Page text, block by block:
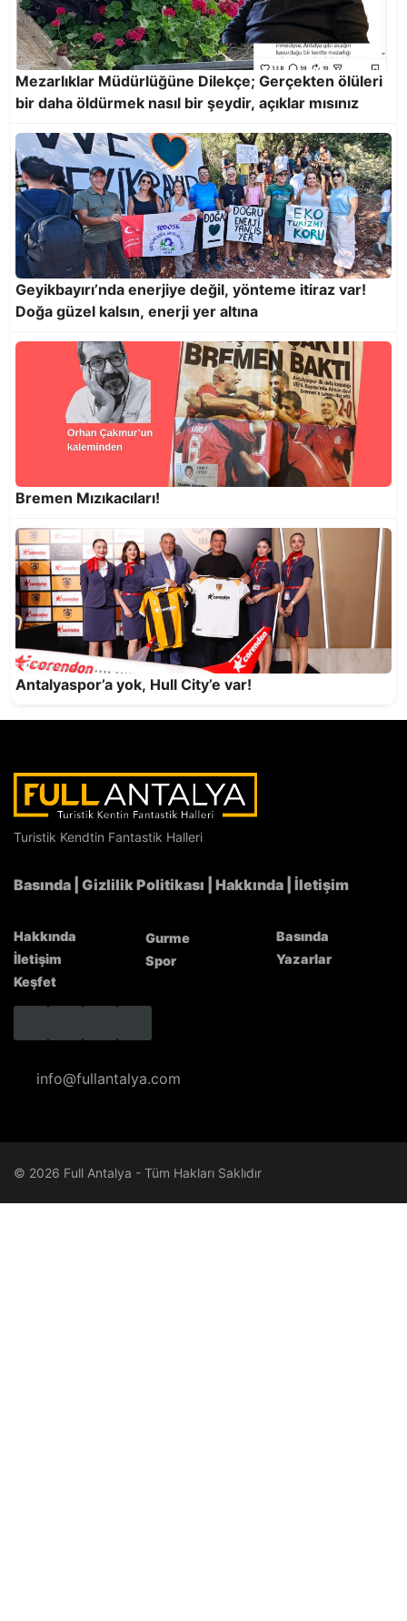
Kentte zamanı durduranların tembelliği!
Kir pas içindeki otobüsler de denetlensin!
Kahire Piramitleriyle, Antalya EGO ile
Konuşuyor
Semt spor sahaları bakımsızlıktan dökülüyor!
Mezarlıklar Müdürlüğüne Dilekçe; Gerçekten ölüleri
bir daha öldürmek nasıl bir şeydir, açıklar mısınız
Geyikbayırı’nda enerjiye değil, yönteme itiraz var!
Doğa güzel kalsın, enerji yer altına
Bremen Mızıkacıları!
Antalyaspor’a yok, Hull City’e var!
Turistik Kendtin Fantastik Halleri
Basında Gizlilik Politikası Hakkında İletişim
Hakkında
İletişim
Keşfet
Gurme
Spor
Basında
Yazarlar
info@fullantalya.com
© 2026 Full Antalya - Tüm Hakları Saklıdır